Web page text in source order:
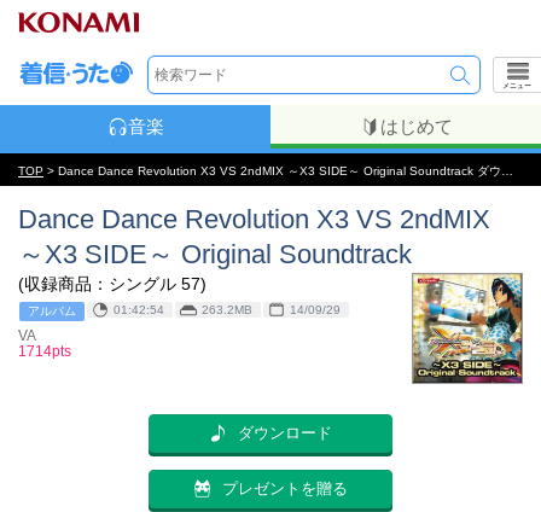
メニュー
音楽 はじめて
TOP > Dance Dance Revolution X3 VS 2ndMIX ～X3 SIDE～ Original Soundtrack ダウンロード
Dance Dance Revolution X3 VS 2ndMIX
～X3 SIDE～ Original Soundtrack
(収録商品：シングル 57)
アルバム 01:42:54 263.2MB 14/09/29
VA
1714pts
ダウンロード
プレゼントを贈る